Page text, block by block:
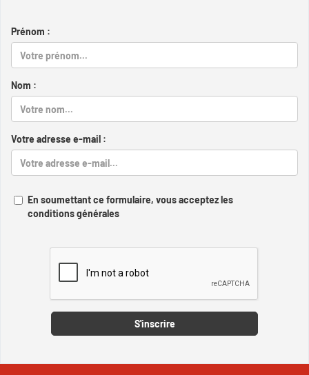
Prénom :
Nom :
Votre adresse e-mail :
En soumettant ce formulaire, vous acceptez les
conditions générales
S'inscrire